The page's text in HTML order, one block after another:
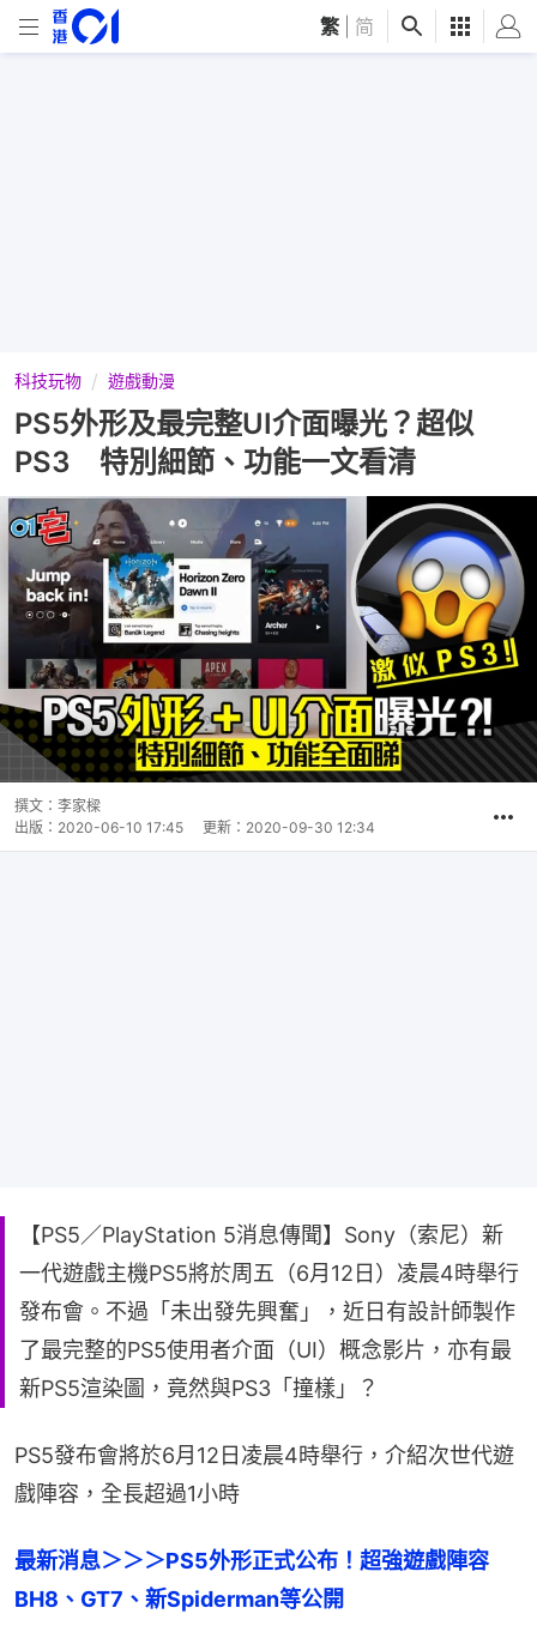
繁 简
科技玩物 遊戲動漫
PS5外形及最完整UI介面曝光？超似
PS3 特別細節、功能一文看清
撰文： 李家樑
出版： 2020-06-10 17:45 更新： 2020-09-30 12:34
【PS5／PlayStation 5消息傳聞】Sony（索尼）新
一代遊戲主機PS5將於周五（6月12日）凌晨4時舉行
發布會。不過「未出發先興奮」，近日有設計師製作
了最完整的PS5使用者介面（UI）概念影片，亦有最
新PS5渲染圖，竟然與PS3「撞樣」？
PS5發布會將於6月12日凌晨4時舉行，介紹次世代遊
戲陣容，全長超過1小時
最新消息＞＞＞PS5外形正式公布！超強遊戲陣容
BH8、GT7、新Spiderman等公開